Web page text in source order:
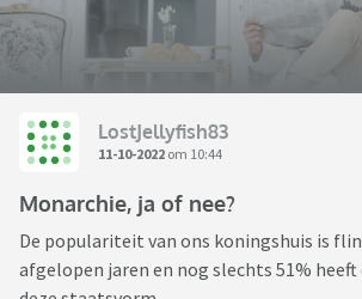
LostJellyfish83
11-10-2022 om 10:44
Monarchie, ja of nee?
De populariteit van ons koningshuis is
afgelopen jaren en nog slechts 51%